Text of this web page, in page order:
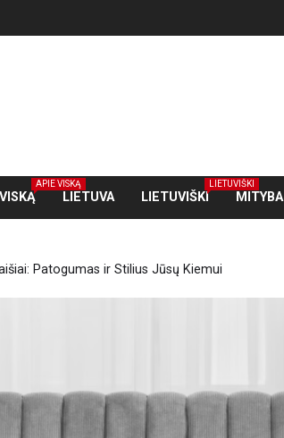
APIE VISKĄ
LIETUVA LIETUVIŠKI
LIETUVIŠKI
MITYBA
Patogumas ir Stilius Jūsų Kiemui